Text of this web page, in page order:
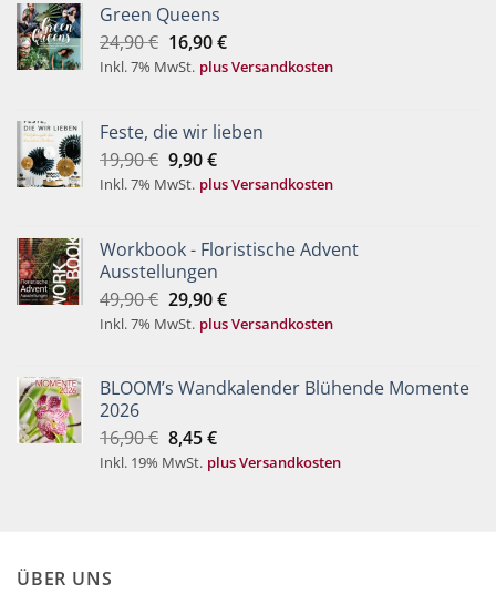
Green Queens
24,90€ Ursprünglicher
Preis
16,90€Aktueller
Preis
Inkl. 7% MwSt. plus Versandkosten
Feste, die wir lieben
19,90€ Ursprünglicher
Preis
9,90€Aktueller
Preis
Inkl. 7% MwSt. plus Versandkosten
Workbook - Floristische Advent
Ausstellungen
49,90€ Ursprünglicher
Preis
29,90€Aktueller
Preis
Inkl. 7% MwSt. plus Versandkosten
BLOOM’s Wandkalender Blühende Momente
2026
16,90€ Ursprünglicher
Preis
8,45€Aktueller
Preis
Inkl. 19% MwSt. plus Versandkosten
ÜBER UNS